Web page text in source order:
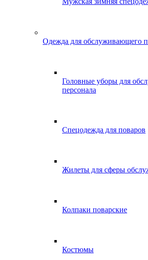
Одежда для обслуживающего
Головные уборы для
персонала
Спецодежда для поваров
Жилеты для сферы
Колпаки поварские
Костюмы